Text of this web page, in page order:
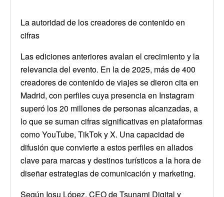
La autoridad de los creadores de contenido en
cifras
Las ediciones anteriores avalan el crecimiento y la
relevancia del evento. En la de 2025, más de 400
creadores de contenido de viajes se dieron cita en
Madrid, con perfiles cuya presencia en Instagram
superó los 20 millones de personas alcanzadas, a
lo que se suman cifras significativas en plataformas
como YouTube, TikTok y X. Una capacidad de
difusión que convierte a estos perfiles en aliados
clave para marcas y destinos turísticos a la hora de
diseñar estrategias de comunicación y marketing.
Según Iosu López, CEO de Tsunami Digital y